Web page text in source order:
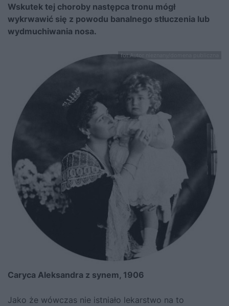
Wskutek tej choroby następca tronu mógł
wykrwawić się z powodu banalnego stłuczenia lub
wydmuchiwania nosa.
fot.Autor nieznany/domena publiczna
Caryca Aleksandra z synem, 1906
Jako że wówczas nie istniało lekarstwo na to